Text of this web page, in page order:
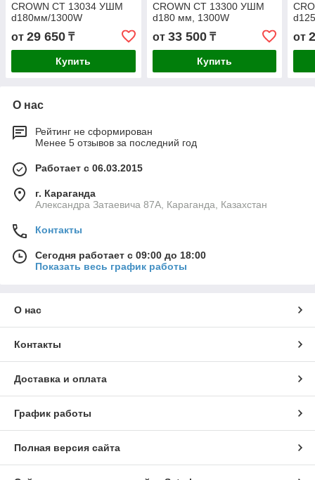
CROWN СТ 13034 УШМ
d180мм/1300W
от 29 650 ₸
Купить
CROWN СТ 13300 УШМ
d180 мм, 1300W
от 33 500₸
Купить
от
О нас
Рейтинг не сформирован
Менее 5 отзывов за последний год
Работает с 06.03.2015
г. Караганда
Александра Затаевича 87А, Караганда, Казахстан
Контакты
Сегодня работает с 09:00 до 18:00
Показать весь график работы
О нас
Контакты
Доставка и оплата
График работы
Полная версия сайта